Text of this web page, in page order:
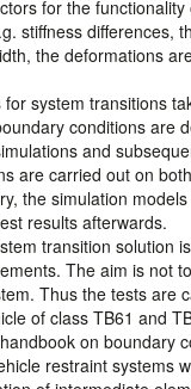
for the functionality
stiffness differences,
the deformations
system transitions
conditions are
and
are carried out on
the simulation
results afterwards.
transition solution
The aim is not
Thus the tests are
of class TB61 and
on boundary
restraint systems